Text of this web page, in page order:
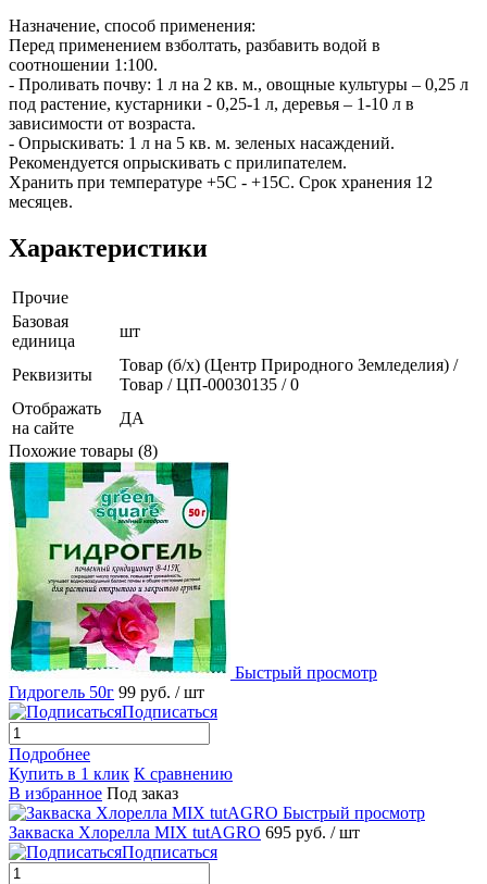
Назначение, способ применения:
Перед применением взболтать, разбавить водой в
соотношении 1:100.
- Проливать почву: 1 л на 2 кв. м., овощные культуры – 0,25 л
под растение, кустарники - 0,25-1 л, деревья – 1-10 л в
зависимости от возраста.
- Опрыскивать: 1 л на 5 кв. м. зеленых насаждений.
Рекомендуется опрыскивать с прилипателем.
Хранить при температуре +5С - +15С. Срок хранения 12
месяцев.
Характеристики
Прочие
Базовая
единица
шт
Реквизиты
Товар (б/х) (Центр Природного Земледелия) /
Товар / ЦП-00030135 / 0
Отображать
на сайте
ДА
Похожие товары (8)
Быстрый просмотр
Гидрогель 50г 99 руб. / шт
Подписаться
Подробнее
Купить в 1 клик К сравнению
В избранное Под заказ
Быстрый просмотр
Закваска Хлорелла MIX tutAGRO 695 руб. / шт
Подписаться